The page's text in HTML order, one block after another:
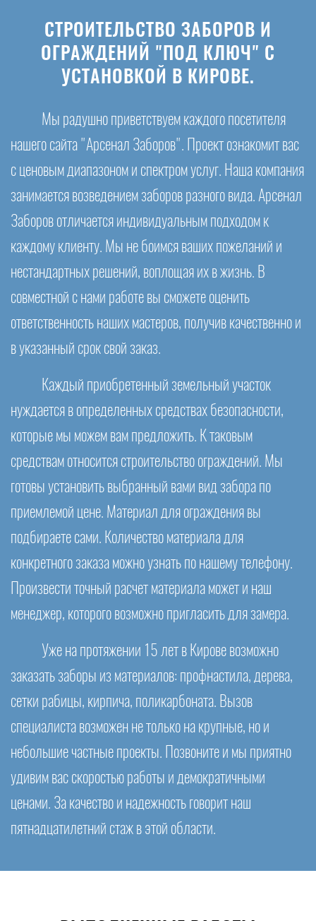
СТРОИТЕЛЬСТВО ЗАБОРОВ И
ОГРАЖДЕНИЙ "ПОД КЛЮЧ" С
УСТАНОВКОЙ В КИРОВЕ.
Мы радушно приветствуем каждого посетителя
нашего сайта "Арсенал Заборов". Проект ознакомит вас
с ценовым диапазоном и спектром услуг. Наша компания
занимается возведением заборов разного вида. Арсенал
Заборов отличается индивидуальным подходом к
каждому клиенту. Мы не боимся ваших пожеланий и
нестандартных решений, воплощая их в жизнь. В
совместной с нами работе вы сможете оценить
ответственность наших мастеров, получив качественно и
в указанный срок свой заказ.
Каждый приобретенный земельный участок
нуждается в определенных средствах безопасности,
которые мы можем вам предложить. К таковым
средствам относится строительство ограждений. Мы
готовы установить выбранный вами вид забора по
приемлемой цене. Материал для ограждения вы
подбираете сами. Количество материала для
конкретного заказа можно узнать по нашему телефону.
Произвести точный расчет материала может и наш
менеджер, которого возможно пригласить для замера.
Уже на протяжении 15 лет в Кирове возможно
заказать заборы из материалов: профнастила, дерева,
сетки рабицы, кирпича, поликарбоната. Вызов
специалиста возможен не только на крупные, но и
небольшие частные проекты. Позвоните и мы приятно
удивим вас скоростью работы и демократичными
ценами. За качество и надежность говорит наш
пятнадцатилетний стаж в этой области.